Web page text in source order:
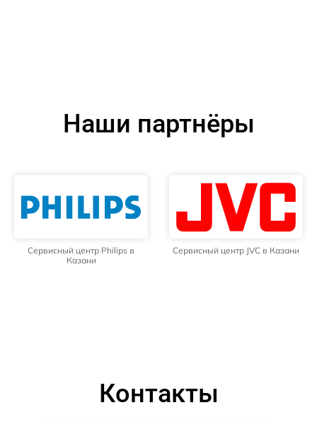
Наши партнёры
Сервисный центр Philips в
Казани
Сервисный центр JVC в Казани
Контакты